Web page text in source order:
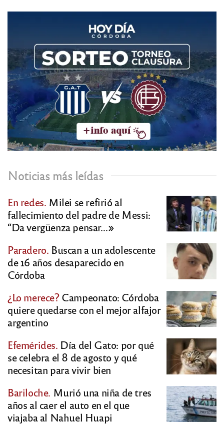
Noticias más leídas
En redes. Milei se refirió al
fallecimiento del padre de Messi:
“Da vergüenza pensar…»
Paradero. Buscan a un adolescente
de 16 años desaparecido en
Córdoba
¿Lo merece?Campeonato: Córdoba
quiere quedarse con el mejor alfajor
argentino
Efemérides. Día del Gato: por qué
se celebra el 8 de agosto y qué
necesitan para vivir bien
Bariloche. Murió una niña de tres
años al caer el auto en el que
viajaba al Nahuel Huapi